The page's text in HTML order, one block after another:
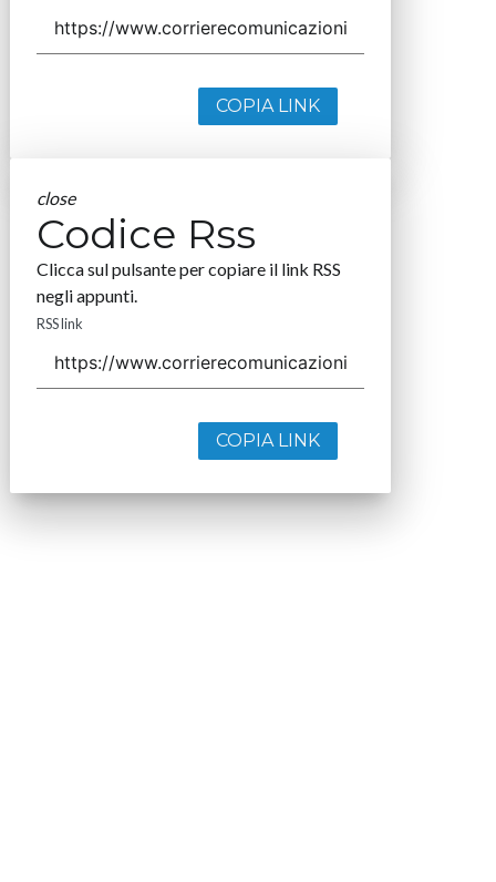
COPIA LINK
close
Codice Rss
Clicca sul pulsante per copiare il link RSS
negli appunti.
RSS link
COPIA LINK